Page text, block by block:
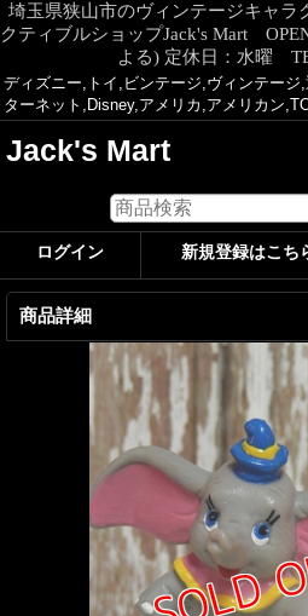
埼玉県狭山市のヴィンテージキャラ
クティブルショップJack's Mart
よる) 定休日：水曜
ディズニー,トイ,ビンテージ,ヴィンテージ
ターネット,Disney,アメリカ,アメリカン
Jack's Mart
ログイン 新規登録はこち
商品詳細